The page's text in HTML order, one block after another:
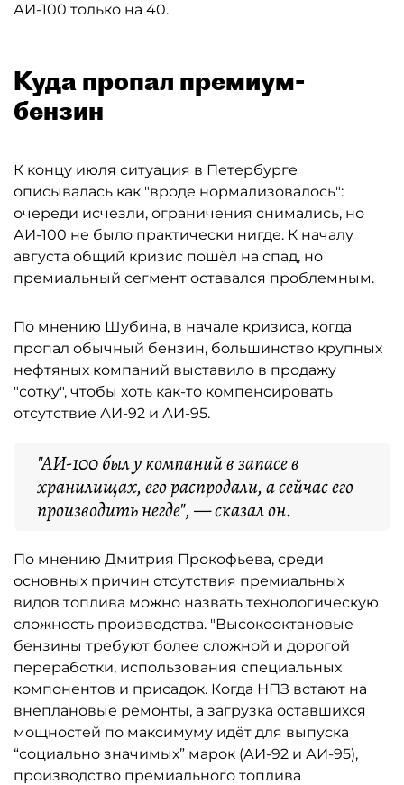
АИ-100 только на 40.
Куда пропал премиум-
бензин
К концу июля ситуация в Петербурге
описывалась как "вроде нормализовалось":
очереди исчезли, ограничения снимались, но
АИ-100 не было практически нигде. К началу
августа общий кризис пошёл на спад, но
премиальный сегмент оставался проблемным.
По мнению Шубина, в начале кризиса, когда
пропал обычный бензин, большинство крупных
нефтяных компаний выставило в продажу
"сотку", чтобы хоть как-то компенсировать
отсутствие АИ-92 и АИ-95.
"АИ-100 был у компаний в запасе в
хранилищах, его распродали, а сейчас его
производить негде", — сказал он.
По мнению Дмитрия Прокофьева, среди
основных причин отсутствия премиальных
видов топлива можно назвать технологическую
сложность производства. "Высокооктановые
бензины требуют более сложной и дорогой
переработки, использования специальных
компонентов и присадок. Когда НПЗ встают на
внеплановые ремонты, а загрузка оставшихся
мощностей по максимуму идёт для выпуска
“социально значимых” марок (АИ-92 и АИ-95),
производство премиального топлива